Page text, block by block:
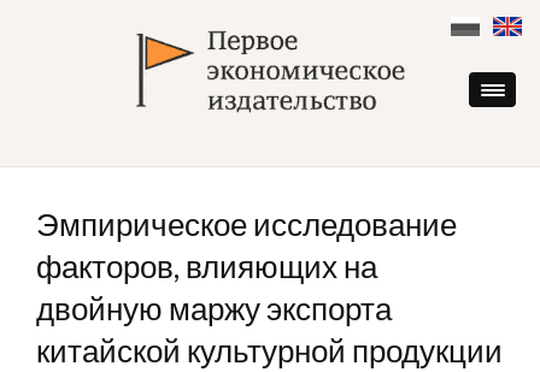
content
Эмпирическое исследование
факторов, влияющих на
двойную маржу экспорта
китайской культурной продукции